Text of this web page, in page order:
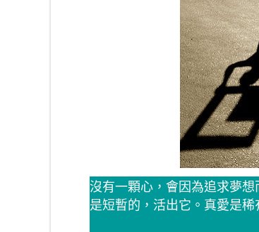
沒有一顆心，會因為追求夢
是短暫的，活出它。真愛是稀